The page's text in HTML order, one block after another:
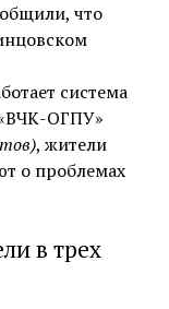
что
система
ОГПУ»
, жители
о проблемах
в трех